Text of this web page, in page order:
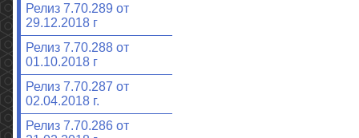
Релиз 7.70.289 от
29.12.2018 г
Релиз 7.70.288 от
01.10.2018 г
Релиз 7.70.287 от
02.04.2018 г.
Релиз 7.70.286 от